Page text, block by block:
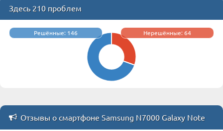
Здесь 210 проблем
Решённые: 146 Нерешённые: 64
Отзывы о смартфоне Samsung N7000 Galaxy Note